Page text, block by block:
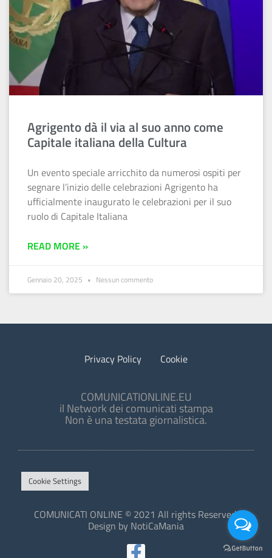
Agrigento dà il via al suo anno come
Capitale italiana della Cultura
Un evento speciale arricchito da numerosi ospiti per
segnare l’inizio delle celebrazioni Agrigento ha
ufficialmente inaugurato le celebrazioni per il suo
ruolo di Capitale Italiana
READ MORE »
Gennaio 20, 2025 Nessun commento
Privacy Policy Cookie
COMUNICATIONLINE.EU
il Network dei comunicati stampa
Non è una testata giornalistica.
Cookie Settings
COMUNICATI ONLINE © 2021 All rights Reserved.
Design by NotiCaMania